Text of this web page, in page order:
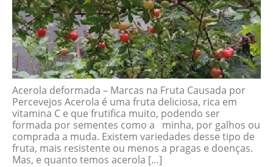
Acerola deformada – Marcas na Fruta Causada por
Percevejos Acerola é uma fruta deliciosa, rica em
vitamina C e que frutifica muito, podendo ser
formada por sementes como a minha, por galhos ou
comprada a muda. Existem variedades desse tipo de
fruta, mais resistente ou menos a pragas e doenças.
Mas, e quanto temos acerola […]